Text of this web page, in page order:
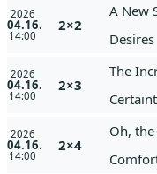
2026
04.16.
14:00
2×2
A New
Desires
2026
04.16.
14:00
2×3
The
2026
04.16.
14:00
2×4
Oh,